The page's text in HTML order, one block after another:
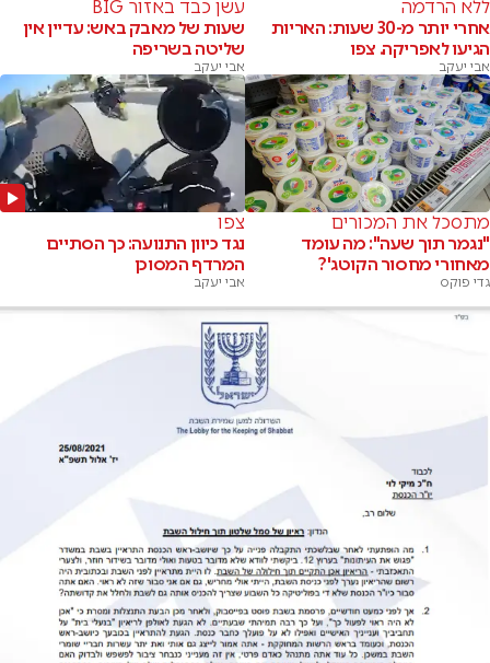
ללא הרדמה
אחרי יותר מ-30 שעות: האריות
הגיעו לאפריקה. צפו
אבי יעקב
עשן כבד באזור BIG
שעות של מאבק באש: עדיין אין
שליטה בשריפה
אבי יעקב
מתסכל את המכורים
"נגמר תוך שעה": מה עומד
מאחורי מחסור הקוטג'?
גדי פוקס
צפו
נגד כיוון התנועה: כך הסתיים
המרדף המסוכן
אבי יעקב